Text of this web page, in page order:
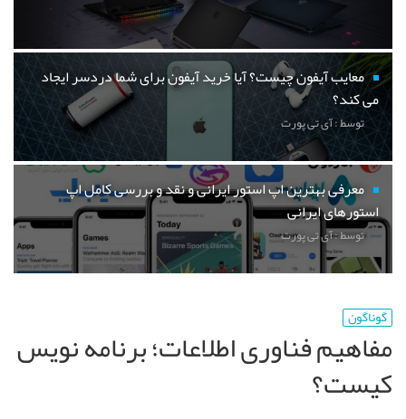
معایب آیفون چیست؟ آیا خرید آیفون برای شما دردسر ایجاد
می کند؟
توسط : آی تی پورت
معرفی بهترین اپ استور ایرانی و نقد و بررسی کامل اپ
استورهای ایرانی
توسط : آی تی پورت
گوناگون
مفاهیم فناوری اطلاعات؛ برنامه ​نویس
کیست؟